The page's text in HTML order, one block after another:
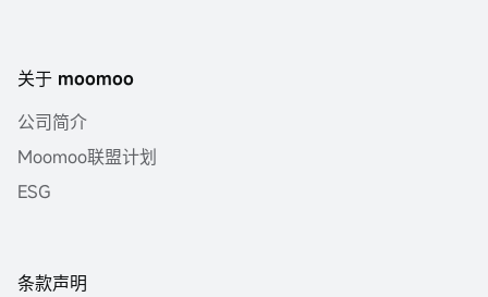
关于 moomoo
公司简介
Moomoo联盟计划
ESG
条款声明